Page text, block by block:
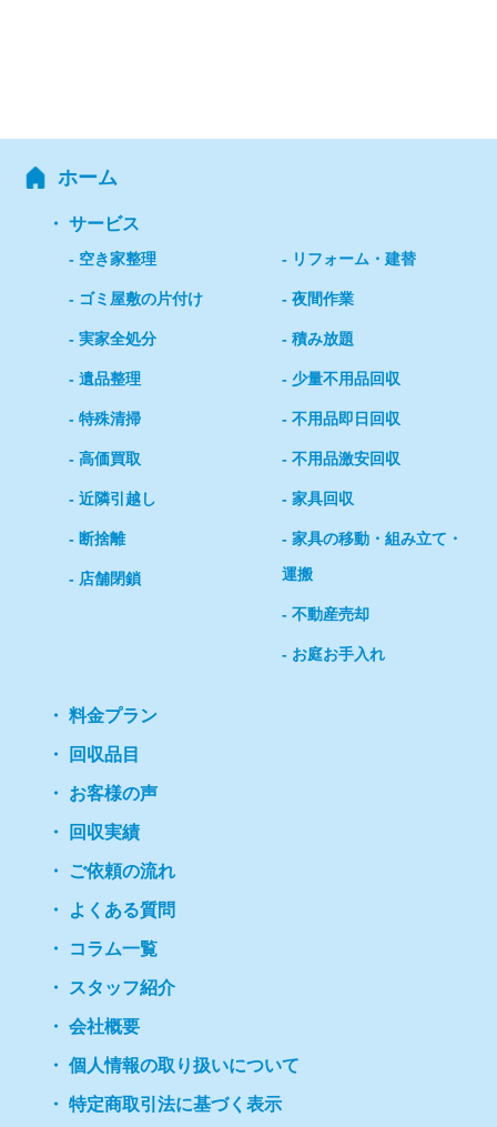
ホーム
サービス
空き家整理
ゴミ屋敷の片付け
実家全処分
遺品整理
特殊清掃
高価買取
近隣引越し
断捨離
店舗閉鎖
リフォーム・建替
夜間作業
積み放題
少量不用品回収
不用品即日回収
不用品激安回収
家具回収
家具の移動・組み立て・
運搬
不動産売却
お庭お手入れ
料金プラン
回収品目
お客様の声
回収実績
ご依頼の流れ
よくある質問
コラム一覧
スタッフ紹介
会社概要
個人情報の取り扱いについて
特定商取引法に基づく表示